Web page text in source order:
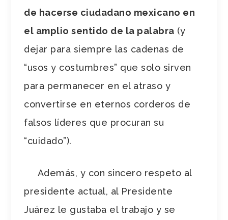
de hacerse ciudadano mexicano en
el amplio sentido de la palabra (y
dejar para siempre las cadenas de
“usos y costumbres” que solo sirven
para permanecer en el atraso y
convertirse en eternos corderos de
falsos líderes que procuran su
“cuidado”).
Además, y con sincero respeto al
presidente actual, al Presidente
Juárez le gustaba el trabajo y se